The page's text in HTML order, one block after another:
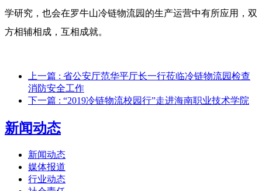
学研究，也会在罗牛山冷链物流园的生产运营中有所应用，双
方相辅相成，互相成就。
上一篇 : 省公安厅范华平厅长一行莅临冷链物流园检查
消防安全工作
下一篇 : “2019冷链物流校园行”走进海南职业技术学院
新闻动态
新闻动态
媒体报道
行业动态